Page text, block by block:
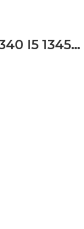
LAPTOP DELL LATITUDE 5340 I5 1345U 8GB 256SSD 13.3″TACTILE X360